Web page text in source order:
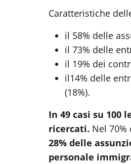
Caratteristiche
il 58% delle
il 73% delle
il 19% dei
il14% delle
(18%).
In 49 casi su
ricercati. Nel
28% delle
personale